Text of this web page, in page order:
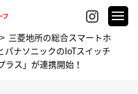
三菱地所の総合スマートホ
パナソニックのIoTスイッチ
ラス」が連携開始！